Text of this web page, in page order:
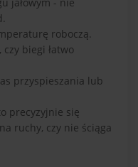
jałowym - nie
roboczą.
czy biegi łatwo
przyspieszania lub
precyzyjnie się
ruchy, czy nie ściąga